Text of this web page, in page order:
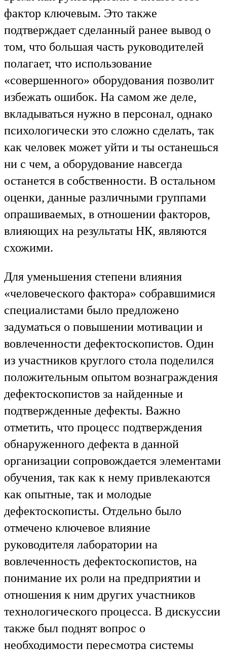
фактор ключевым. Это также
подтверждает сделанный ранее вывод о
том, что большая часть руководителей
полагает, что использование
«совершенного» оборудования позволит
избежать ошибок. На самом же деле,
вкладываться нужно в персонал, однако
психологически это сложно сделать, так
как человек может уйти и ты останешься
ни с чем, а оборудование навсегда
останется в собственности. В остальном
оценки, данные различными группами
опрашиваемых, в отношении факторов,
влияющих на результаты НК, являются
схожими.
Для уменьшения степени влияния
«человеческого фактора» собравшимися
специалистами было предложено
задуматься о повышении мотивации и
вовлеченности дефектоскопистов. Один
из участников круглого стола поделился
положительным опытом вознаграждения
дефектоскопистов за найденные и
подтвержденные дефекты. Важно
отметить, что процесс подтверждения
обнаруженного дефекта в данной
организации сопровождается элементами
обучения, так как к нему привлекаются
как опытные, так и молодые
дефектоскописты. Отдельно было
отмечено ключевое влияние
руководителя лаборатории на
вовлеченность дефектоскопистов, на
понимание их роли на предприятии и
отношения к ним других участников
технологического процесса. В дискуссии
также был поднят вопрос о
необходимости пересмотра системы